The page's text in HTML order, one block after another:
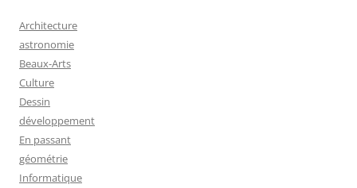
Architecture
astronomie
Beaux-Arts
Culture
Dessin
développement
En passant
géométrie
Informatique